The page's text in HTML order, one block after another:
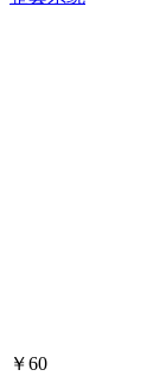
￥60